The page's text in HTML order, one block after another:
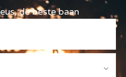
de beste baan